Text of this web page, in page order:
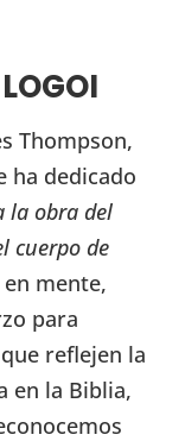
Thompson,
ha dedicado
la obra del
cuerpo de
en mente,
para
reflejen la
en la Biblia,